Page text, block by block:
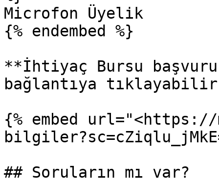
Microfon Üyelik
{% endembed %}
**İhtiyaç Bursu
bağlantıya
{% embed
## Soruların mı var?